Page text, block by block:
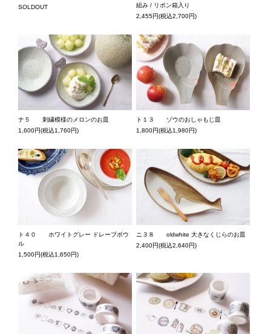
SOLDOUT
組み / リボン箱入り
2,455円(税込2,700円)
ナ５ 刺繍模様のメロンのお皿
1,600円(税込1,760円)
ト１３ ゾウのおしゃもじ皿
1,800円(税込1,980円)
ト４０ ホワイトグレー ドレープボウ
ル
1,500円(税込1,650円)
ニ３８ oldwhite 大きなくじらのお皿
2,400円(税込2,640円)